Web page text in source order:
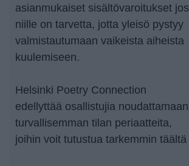
asianmukaiset sisältövaroitukset jos
niille on tarvetta, jotta yleisö pystyy
valmistautumaan vaikeista aiheista
kuulemiseen.
Helsinki Poetry Connection
edellyttää osallistujia noudattamaan
turvallisemman tilan periaatteita,
joihin voit tutustua tarkemmin täältä